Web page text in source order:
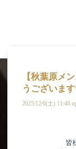
【秋葉原メ
うございま
2025/12/6(土) 11:48
皆